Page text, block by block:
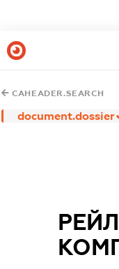
CAHEADER.SEARCH
document.dossier